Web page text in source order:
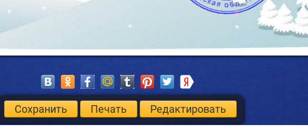
Сохранить Печать Редактировать